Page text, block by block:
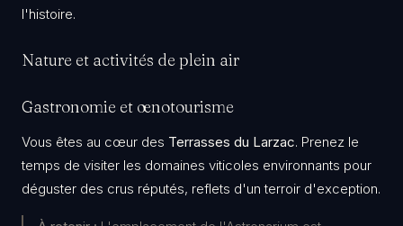
l'histoire.
​Nature et activités de plein air
​Gastronomie et œnotourisme
​Vous êtes au cœur des Terrasses du Larzac. Prenez le
temps de visiter les domaines viticoles environnants pour
déguster des crus réputés, reflets d'un terroir d'exception.